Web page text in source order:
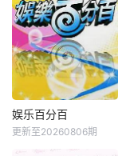
娱乐百分百
更新至20260806期